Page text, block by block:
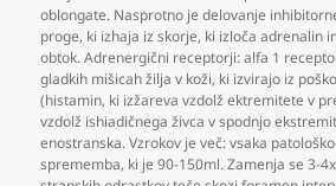
oblongate. Nasprotno je delovanje
proge, ki izhaja iz skorje, ki izloča adrenalin
obtok. Adrenergični receptorji: alfa 1
gladkih mišicah žilja v koži, ki izvirajo iz
(histamin, ki izžareva vzdolž ektremitete v
vzdolž ishiadičnega živca v spodnjo
enostranska. Vzrokov je več: vsaka
sprememba, ki je 90-150ml. Zamenja se 3-